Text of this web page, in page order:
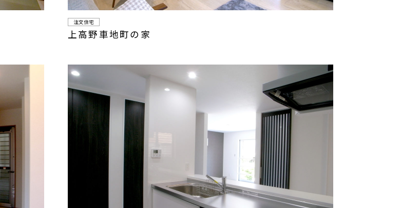
注文住宅
上高野車地町の家